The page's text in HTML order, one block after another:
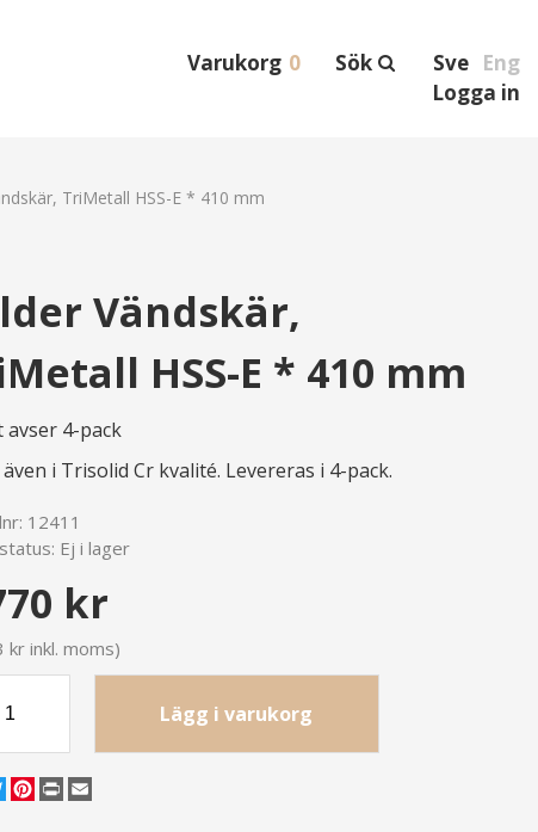
Sve Eng
Sök
Varukorg 0
Logga in
TriMetall HSS-E * 410 mm
Vändskär,
HSS-E * 410 mm
avser 4-pack
även i Trisolid Cr kvalité. Levereras i 4-pack.
12411
Ej i lager
kr
kr inkl. moms)
Lägg i varukorg
TwitterPinterest
Print